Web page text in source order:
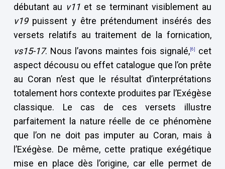
débutant au v11 et se terminant visiblement au
v19puissent y être prétendument insérés des
versets relatifs au traitement de la fornication,
vs15-17. Nous l’avons maintes fois signalé, [6]
cet
aspect décousu ou effet catalogue que l’on prête
au Coran n’est que le résultat d’interprétations
totalement hors contexte produites par l’Exégèse
classique. Le cas de ces versets illustre
parfaitement la nature réelle de ce phénomène
que l’on ne doit pas imputer au Coran, mais à
l’Exégèse. De même, cette pratique exégétique
mise en place dès l’origine, car elle permet de